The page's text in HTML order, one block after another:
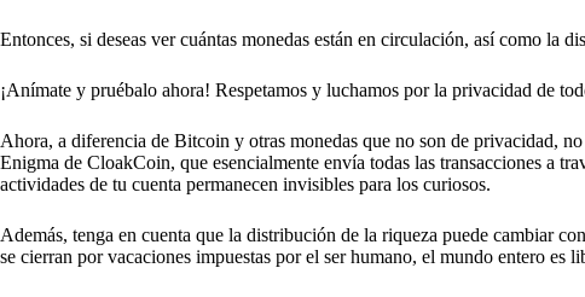
Entonces, si deseas ver cuántas monedas están en circulación, así como la
¡Anímate y pruébalo ahora! Respetamos y luchamos por la privacidad de
Ahora, a diferencia de Bitcoin y otras monedas que no son de privacidad,
Enigma de CloakCoin, que esencialmente envía todas las transacciones a
actividades de tu cuenta permanecen invisibles para los curiosos.
Además, tenga en cuenta que la distribución de la riqueza puede cambiar
se cierran por vacaciones impuestas por el ser humano, el mundo entero es